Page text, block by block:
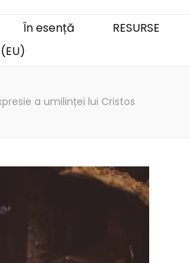
În esență RESURSE
a umilinței lui Cristos